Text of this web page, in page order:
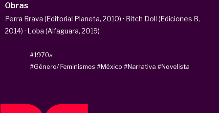
Obras
Perra Brava (Editorial Planeta, 2010) · Bitch Doll (Ediciones B,
2014) · Loba (Alfaguara, 2019)
#1970s
#Género/ Feminismos #México #Narrativa #Novelista